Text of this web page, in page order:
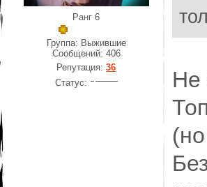
Ранг 6
Группа: Выжившие
Сообщений: 406
Репутация:36
Статус:
Не